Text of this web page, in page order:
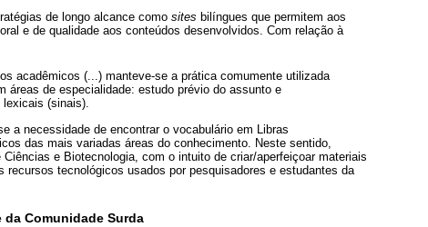
de longo alcance como sites bilíngues que permitem aos
e de qualidade aos conteúdos desenvolvidos. Com relação à
acadêmicos (...) manteve-se a prática comumente utilizada
áreas de especialidade: estudo prévio do assunto e
lexicais (sinais).
a necessidade de encontrar o vocabulário em Libras
das mais variadas áreas do conhecimento. Neste sentido,
e Biotecnologia, com o intuito de criar/aperfeiçoar materiais
tecnológicos usados por pesquisadores e estudantes da
Comunidade Surda